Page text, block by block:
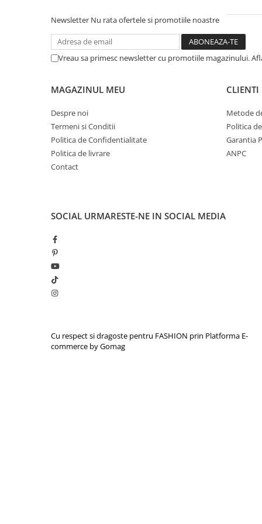
Newsletter Nu rata ofertele si promotiile noastre
Vreau sa primesc newsletter cu promotiile magazinului.
MAGAZINUL MEU
Despre noi
Termeni si Conditii
Politica de Confidentialitate
Politica de livrare
Contact
CLIENTI
Metode
Politica
Garantia
ANPC
SOCIAL URMARESTE-NE IN SOCIAL MEDIA
Cu respect si dragoste pentru FASHION prin Platforma E-
commerce by Gomag